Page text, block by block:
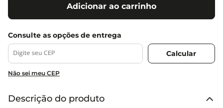
Adicionar ao carrinho
Não sei meu CEP
Descrição do produto